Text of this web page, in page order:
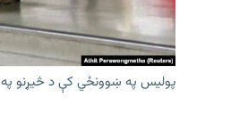
پولیس په ښوونځي کې د څیړنو